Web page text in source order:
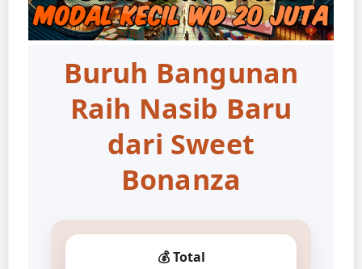
Buruh Bangunan
Raih Nasib Baru
dari Sweet
Bonanza
💰 Total